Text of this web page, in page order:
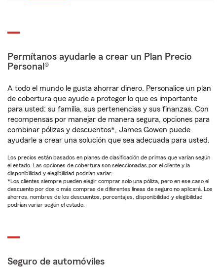
Permítanos ayudarle a crear un Plan Precio
Personal®
A todo el mundo le gusta ahorrar dinero. Personalice un plan
de cobertura que ayude a proteger lo que es importante
para usted: su familia, sus pertenencias y sus finanzas. Con
recompensas por manejar de manera segura, opciones para
combinar pólizas y descuentos*, James Gowen puede
ayudarle a crear una solución que sea adecuada para usted.
Los precios están basados en planes de clasificación de primas que varían según
el estado. Las opciones de cobertura son seleccionadas por el cliente y la
disponibilidad y elegibilidad podrían variar.
*Los clientes siempre pueden elegir comprar solo una póliza, pero en ese caso el
descuento por dos o más compras de diferentes líneas de seguro no aplicará. Los
ahorros, nombres de los descuentos, porcentajes, disponibilidad y elegibilidad
podrían variar según el estado.
Seguro de automóviles